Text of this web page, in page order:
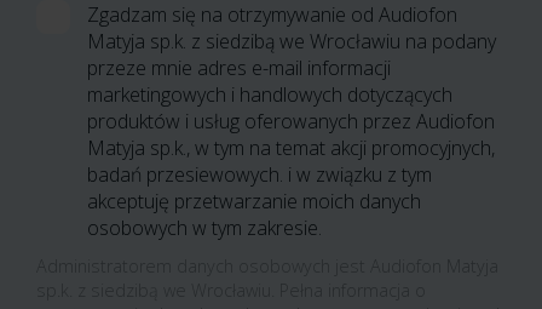
Zgadzam się na otrzymywanie od Audiofon
Matyja sp.k. z siedzibą we Wrocławiu na podany
przeze mnie adres e-mail informacji
marketingowych i handlowych dotyczących
produktów i usług oferowanych przez Audiofon
Matyja sp.k., w tym na temat akcji promocyjnych,
badań przesiewowych. i w związku z tym
akceptuję przetwarzanie moich danych
osobowych w tym zakresie.